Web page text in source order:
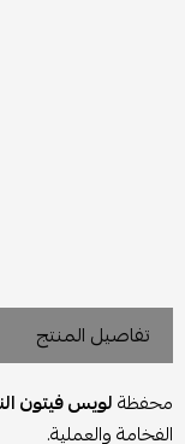
تفاصيل المنتج
محفظةلويس فيتون
الفخامة والعملية.